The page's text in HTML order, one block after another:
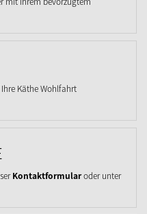
Käthe Wohlfahrt
Kontaktformularoder unter